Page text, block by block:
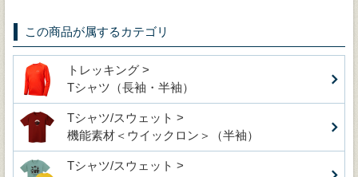
この商品が属するカテゴリ
トレッキング >
Tシャツ（長袖・半袖）
Tシャツ/スウェット >
機能素材＜ウイックロン＞（半袖）
Tシャツ/スウェット >